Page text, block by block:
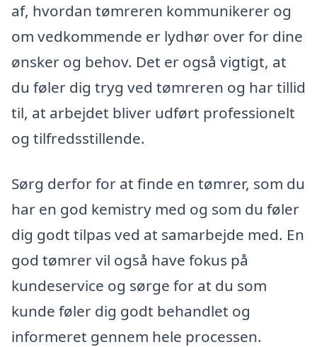
af, hvordan tømreren kommunikerer og
om vedkommende er lydhør over for dine
ønsker og behov. Det er også vigtigt, at
du føler dig tryg ved tømreren og har tillid
til, at arbejdet bliver udført professionelt
og tilfredsstillende.
Sørg derfor for at finde en tømrer, som du
har en god kemistry med og som du føler
dig godt tilpas ved at samarbejde med. En
god tømrer vil også have fokus på
kundeservice og sørge for at du som
kunde føler dig godt behandlet og
informeret gennem hele processen.